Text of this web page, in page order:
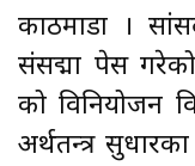
काठमाडौँ ।
संसद्मा पेस
को विनियोजन
अर्थतन्त्र